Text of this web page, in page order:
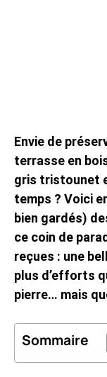
Envie de
terrasse en
gris tristounet
temps ? Voici
bien gardés)
ce coin de
reçues : une
plus d’efforts
pierre… mais
Sommaire